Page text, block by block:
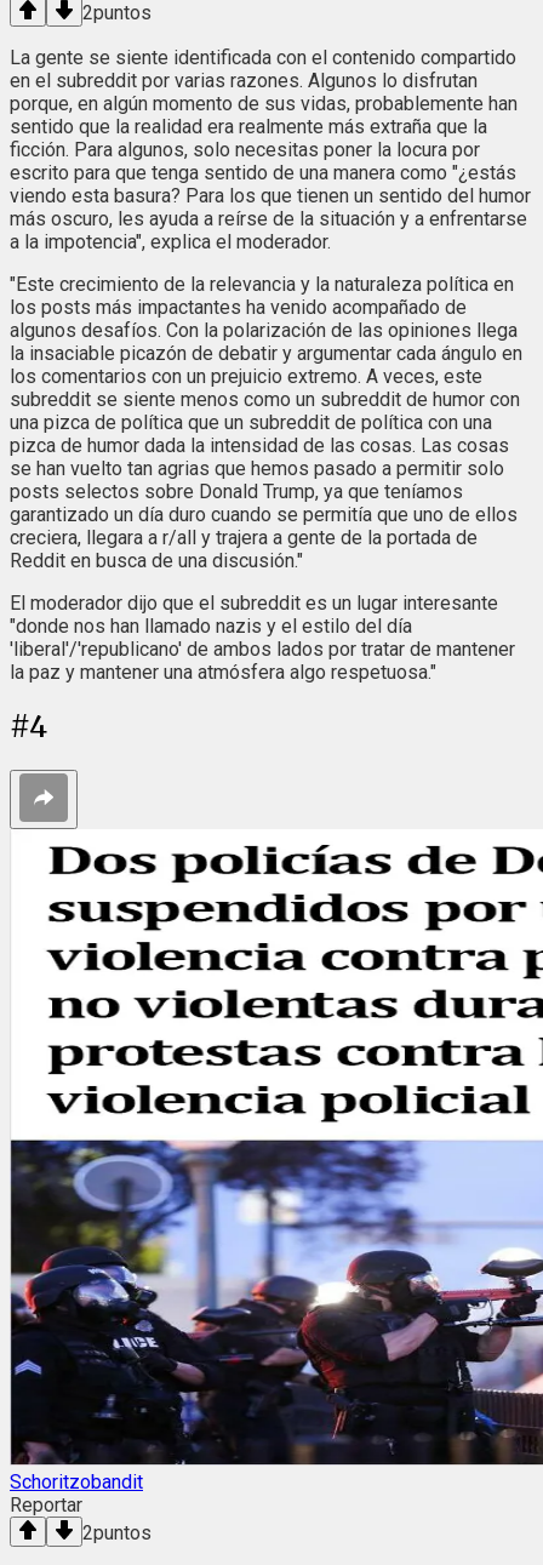
2puntos
La gente se siente identificada con el contenido compartido
en el subreddit por varias razones. Algunos lo disfrutan
porque, en algún momento de sus vidas, probablemente han
sentido que la realidad era realmente más extraña que la
ficción. Para algunos, solo necesitas poner la locura por
escrito para que tenga sentido de una manera como "¿estás
viendo esta basura? Para los que tienen un sentido del humor
más oscuro, les ayuda a reírse de la situación y a enfrentarse
a la impotencia", explica el moderador.
"Este crecimiento de la relevancia y la naturaleza política en
los posts más impactantes ha venido acompañado de
algunos desafíos. Con la polarización de las opiniones llega
la insaciable picazón de debatir y argumentar cada ángulo en
los comentarios con un prejuicio extremo. A veces, este
subreddit se siente menos como un subreddit de humor con
una pizca de política que un subreddit de política con una
pizca de humor dada la intensidad de las cosas. Las cosas
se han vuelto tan agrias que hemos pasado a permitir solo
posts selectos sobre Donald Trump, ya que teníamos
garantizado un día duro cuando se permitía que uno de ellos
creciera, llegara a r/all y trajera a gente de la portada de
Reddit en busca de una discusión."
El moderador dijo que el subreddit es un lugar interesante
"donde nos han llamado nazis y el estilo del día
'liberal'/'republicano' de ambos lados por tratar de mantener
la paz y mantener una atmósfera algo respetuosa."
#4
Schoritzobandit
Reportar
2puntos